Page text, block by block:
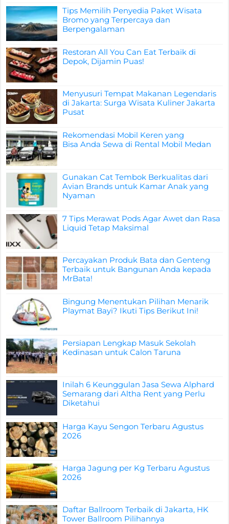
Tips Memilih Penyedia Paket Wisata
Bromo yang Terpercaya dan
Berpengalaman
Restoran All You Can Eat Terbaik di
Depok, Dijamin Puas!
Menyusuri Tempat Makanan Legendaris
di Jakarta: Surga Wisata Kuliner Jakarta
Pusat
Rekomendasi Mobil Keren yang
Bisa Anda Sewa di Rental Mobil Medan
Gunakan Cat Tembok Berkualitas dari
Avian Brands untuk Kamar Anak yang
Nyaman
7 Tips Merawat Pods Agar Awet dan Rasa
Liquid Tetap Maksimal
Percayakan Produk Bata dan Genteng
Terbaik untuk Bangunan Anda kepada
MrBata!
Bingung Menentukan Pilihan Menarik
Playmat Bayi? Ikuti Tips Berikut Ini!
Persiapan Lengkap Masuk Sekolah
Kedinasan untuk Calon Taruna
Inilah 6 Keunggulan Jasa Sewa Alphard
Semarang dari Altha Rent yang Perlu
Diketahui
Harga Kayu Sengon Terbaru Agustus
2026
Harga Jagung per Kg Terbaru Agustus
2026
Daftar Ballroom Terbaik di Jakarta, HK
Tower Ballroom Pilihannya